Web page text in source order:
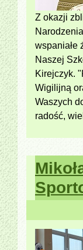
Z okazji
wspaniałe
Naszej
Kirejczyk.
Wigilijną
Waszych
radość,